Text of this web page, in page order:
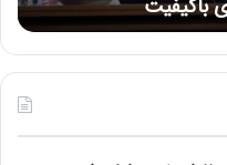
باکیفیت
ر
ط